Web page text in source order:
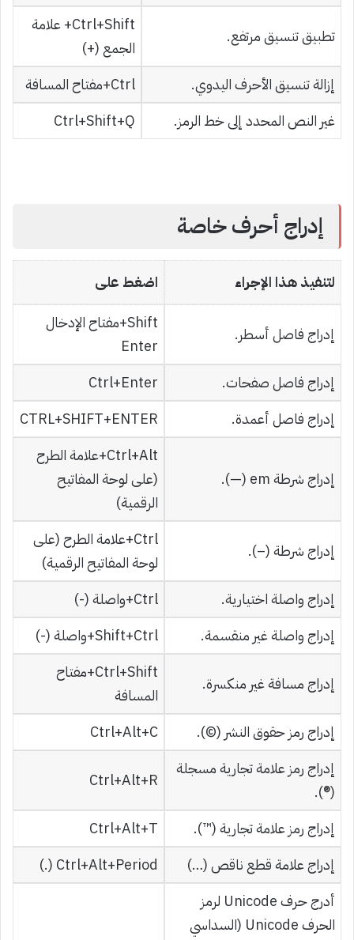
تطبيق تنسيق مرتفع.
Ctrl+Shift+ علامة
الجمع (+)
إزالة تنسيق الأحرف اليدوي.
Ctrl+مفتاح المسافة
غير النص المحدد إلى خط الرمز.
Ctrl+Shift+Q
إدراج أحرف خاصة
لتنفيذ هذا الإجراء اضغط على
إدراج فاصل أسطر.
Shift+مفتاح الإدخال
Enter
إدراج فاصل صفحات.
Ctrl+Enter
إدراج فاصل أعمدة.
CTRL+SHIFT+ENTER
إدراج شرطة em (—).
Ctrl+Alt+علامة الطرح
(على لوحة المفاتيح
الرقمية)
إدراج شرطة (–).
Ctrl+علامة الطرح (على
لوحة المفاتيح الرقمية)
إدراج واصلة اختيارية.
Ctrl+واصلة (-)
إدراج واصلة غير منقسمة.
Ctrl+‏Shift+واصلة (-)
إدراج مسافة غير منكسرة.
Ctrl+Shift+مفتاح
المسافة
إدراج رمز حقوق النشر (©).
Ctrl+Alt+C
إدراج رمز علامة تجارية مسجلة
(®).
Ctrl+Alt+R
إدراج رمز علامة تجارية (™).
Ctrl+Alt+T
إدراج علامة قطع ناقص (…)
Ctrl+Alt+Period (.)
أدرج حرف Unicode لرمز
الحرف Unicode (السداسي